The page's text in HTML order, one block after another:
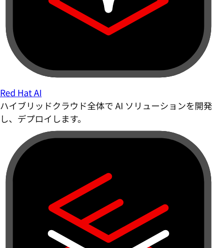
Red Hat AI
ハイブリッドクラウド全体で AI ソリューションを開発
し、デプロイします。